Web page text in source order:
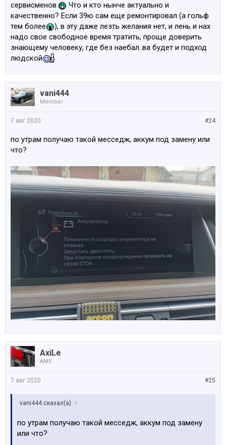
сервисменов.
Что и кто нынче актуально и
качественно? Если 39ю сам еще ремонтировал (а гольф
тем более
), в эту даже лезть желания нет, и лень и нах
надо свое свободное время тратить, проще доверить
знающему человеку, где без наебал..ва будет и подход
людской
vani444
Member
#24
7 авг 2020
по утрам получаю такой месседж, аккум под замену или
что?
AxiLe
AMS
#25
7 авг 2020
vani444 сказал(а): ↑
по утрам получаю такой месседж, аккум под замену
или что?